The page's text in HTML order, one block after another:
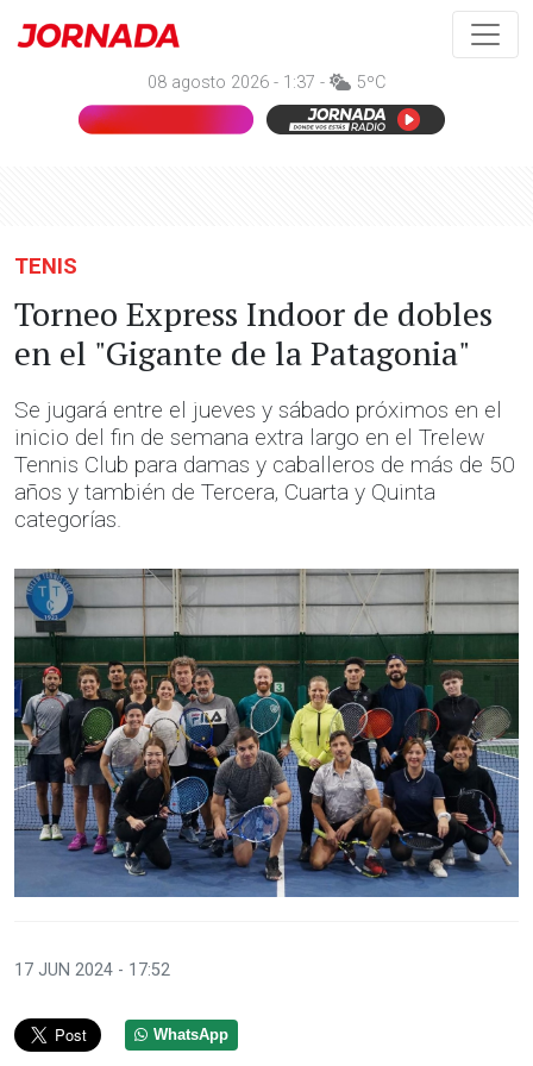
08 agosto 2026 - 1:37 - 5ºC
TENIS
Torneo Express Indoor de dobles
en el "Gigante de la Patagonia"
Se jugará entre el jueves y sábado próximos en el
inicio del fin de semana extra largo en el Trelew
Tennis Club para damas y caballeros de más de 50
años y también de Tercera, Cuarta y Quinta
categorías.
17 JUN 2024 - 17:52
WhatsApp